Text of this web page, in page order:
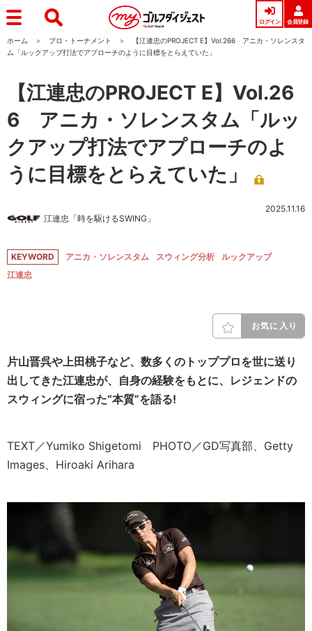
ログイン 会員登録
ホーム プロ・トーナメント
【江連忠のPROJECT E】Vol.266 アニカ・ソレンスタ
ム「ルックアップ打法でアプローチのように目標をとらえていた」
【江連忠のPROJECT E】Vol.26
6 アニカ・ソレンスタム「ルッ
クアップ打法でアプローチのよ
うに目標をとらえていた」
江連忠「時を駆けるSWING」
2025.11.16
KEYWORD アニカ・ソレンスタム スウィング分析
ルックアップ
江連忠
お気に入り
片山晋呉や上田桃子など、数多くのトッププロを世に送り
出してきた江連忠が、自身の経験をもとに、レジェンドの
スウィングに宿った“本質”を語る!
TEXT／Yumiko Shigetomi PHOTO／GD写真部、Getty
Images、Hiroaki Arihara